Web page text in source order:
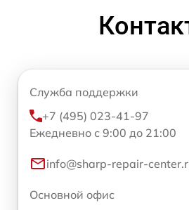
Служба поддержки
+7 (495) 023-41-97
Ежедневно с 9:00 до 21:00
info@sharp-repair-
Основной офис